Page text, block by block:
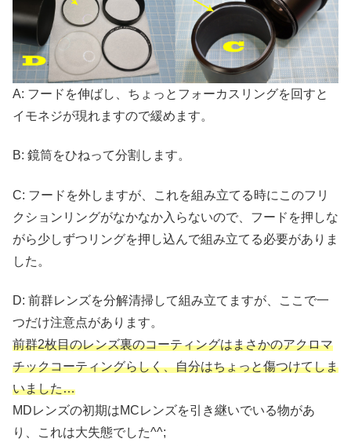
A: フードを伸ばし、ちょっとフォーカスリングを回すと
イモネジが現れますので緩めます。
B: 鏡筒をひねって分割します。
C: フードを外しますが、これを組み立てる時にこのフリ
クションリングがなかなか入らないので、フードを押しな
がら少しずつリングを押し込んで組み立てる必要がありま
した。
D: 前群レンズを分解清掃して組み立てますが、ここで一
つだけ注意点があります。
前群2枚目のレンズ裏のコーティングはまさかのアクロマ
チックコーティングらしく、自分はちょっと傷つけてしま
いました…
MDレンズの初期はMCレンズを引き継いでいる物があ
り、これは大失態でした^^;